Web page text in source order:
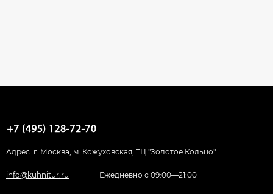
Адрес: г. Москва, м. Кожуховская, ТЦ "Золотое Кольцо"
info@kuhnitur.ru Ежедневно с 09:00—21:00